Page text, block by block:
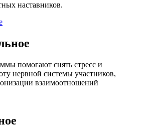
наставников.
ное
помогают снять стресс и
нервной системы участников,
взаимоотношений